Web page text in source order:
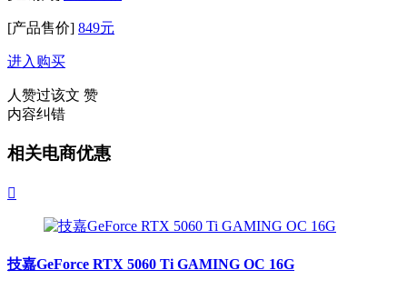
[产品售价] 849元
进入购买
人赞过该文 赞
内容纠错
相关电商优惠

技嘉GeForce RTX 5060 Ti GAMING OC 16G